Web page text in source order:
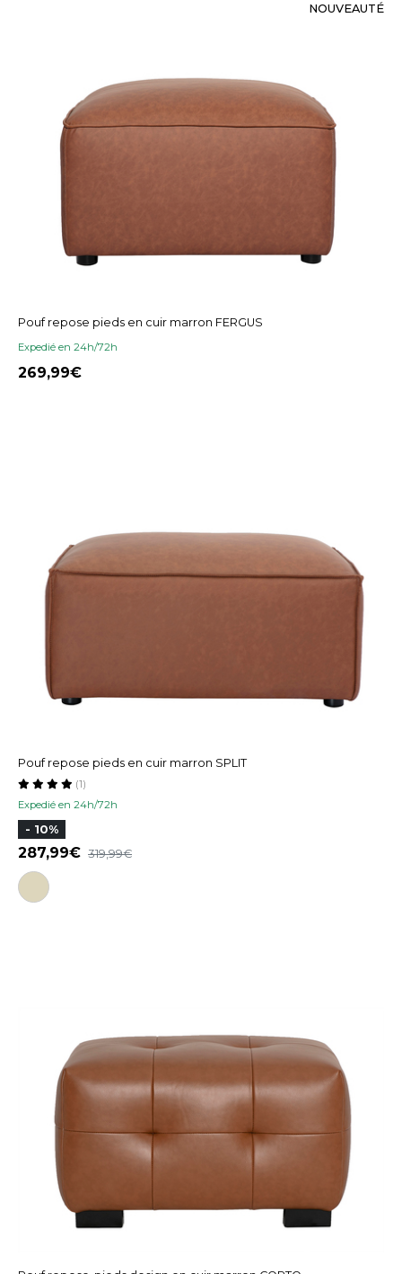
NOUVEAUTÉ
Pouf repose pieds en cuir marron FERGUS
Expedié en 24h/72h
269,99
Pouf repose pieds en cuir marron SPLIT
Expedié en 24h/72h
(1)
- 10%
287,99 319,99